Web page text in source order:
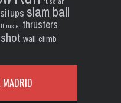
situps slam ball
thruster thrusters
wall climb
MADRID